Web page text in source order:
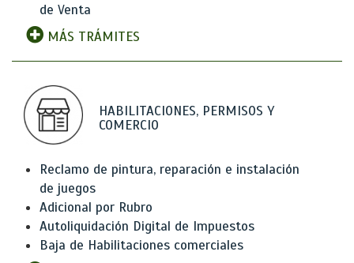
de Venta
MÁS TRÁMITES
HABILITACIONES, PERMISOS Y
COMERCIO
Reclamo de pintura, reparación e instalación
de juegos
Adicional por Rubro
Autoliquidación Digital de Impuestos
Baja de Habilitaciones comerciales